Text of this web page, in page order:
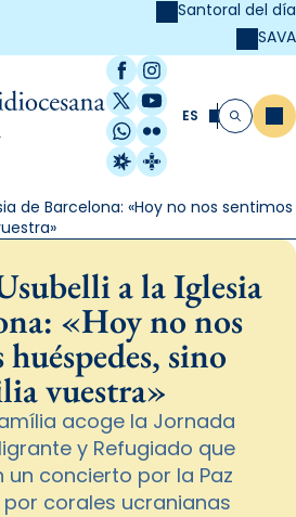
Santoral del día
SAVA
Facebook
Instagram
X / Twitter
YouTube
WhatsApp
Flickr
Radio Estel
Catalunya
ES Buscar
de Barcelona: «Hoy no nos sentimos
a la Iglesia
«Hoy no nos
sino
vuestra»
acoge la Jornada
y Refugiado que
un concierto por la Paz
corales ucranianas